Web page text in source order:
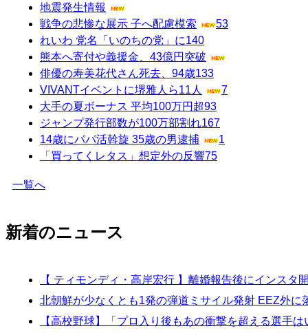
地震発生情報
戦争の悲惨な展示 子へ配慮模索
53
れいわ 党名「いのちの党」に140
熊本へ寄付や義援金、43億円突破
俳優の寿美花代さん死去、94歳133
VIVANTイベントに堺雅人ら11人
7
大手の夏ボーナス 平均100万円超93
ジャンプ発行部数が100万部割れ167
14歳にパパ活斡旋 35歳の男逮捕
1
「買ってくレタス」想定外の反響75
一覧へ
新着のニュース
【 ティモンディ・高岸宏行 】離婚報告後にインス
北朝鮮が少なくとも1発の弾道ミサイル発射 EEZ外
【高校野球】「プロ入り後もあの衝撃を超える選手